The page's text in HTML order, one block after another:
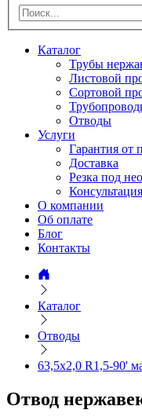
Каталог
Трубы
Листовой
Сортовой
Отводы
Услуги
Гарантия от
Доставка
Резка под
О компании
Об оплате
Блог
Контакты
Каталог
Отводы
63,5х2,0 R1,5-90'
Отвод